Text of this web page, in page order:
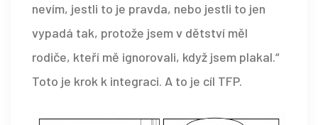
nevím, jestli to je pravda, nebo jestli to jen
vypadá tak, protože jsem v dětství měl
rodiče, kteří mě ignorovali, když jsem plakal.“
Toto je krok k integraci. A to je cíl TFP.